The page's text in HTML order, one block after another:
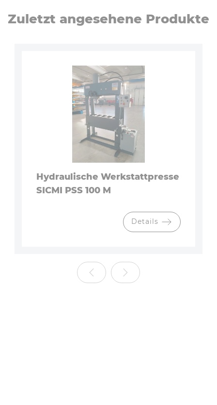
Zuletzt an­ge­se­he­ne Produkte
Hy­drau­li­sche Werk­statt­pres­se
SICMI PSS 100 M
Details